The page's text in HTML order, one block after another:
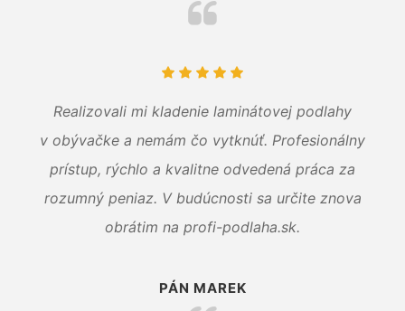
Realizovali mi kladenie laminátovej podlahy
v obývačke a nemám čo vytknúť. Profesionálny
prístup, rýchlo a kvalitne odvedená práca za
rozumný peniaz. V budúcnosti sa určite znova
obrátim na profi-podlaha.sk.
PÁN MAREK